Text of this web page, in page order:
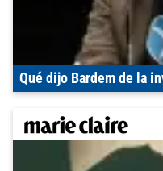
Qué dijo Bardem de la